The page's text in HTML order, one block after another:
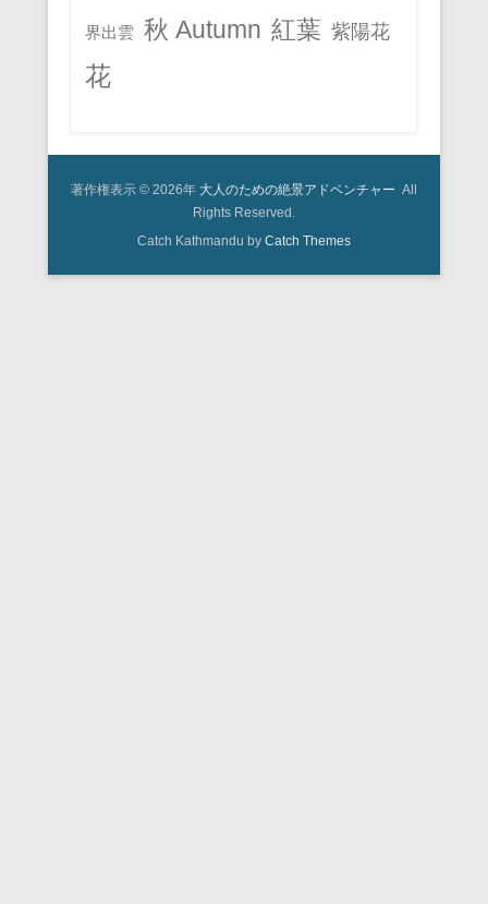
界出雲 秋 Autumn 紅葉 紫陽花
花
著作権表示 © 2026年 大人のための絶景アドベンチャー All
Rights Reserved.
Catch Kathmandu by Catch Themes